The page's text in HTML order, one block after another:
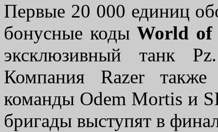
Первые 20 000 единиц
бонусные кодыWorld of
эксклюзивный танк
Компания Razer также
команды Odem Mortis и
бригады выступят в